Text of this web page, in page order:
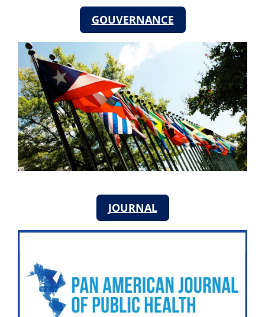
GOUVERNANCE
JOURNAL